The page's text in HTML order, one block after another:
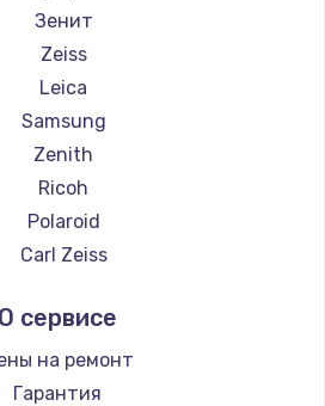
Зенит
Zeiss
Leica
Samsung
Zenith
Ricoh
Polaroid
Carl Zeiss
LUMIX
Kodak
Blackmagic
О сервисе
на ремонт
Гарантия